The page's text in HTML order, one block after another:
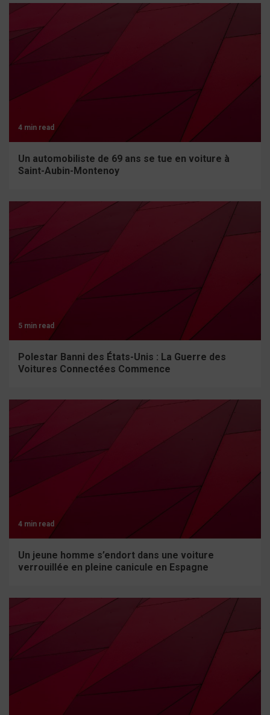
4 min read
Un automobiliste de 69 ans se tue en voiture à
Saint-Aubin-Montenoy
5 min read
Polestar Banni des États-Unis : La Guerre des
Voitures Connectées Commence
4 min read
Un jeune homme s’endort dans une voiture
verrouillée en pleine canicule en Espagne